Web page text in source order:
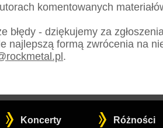
komentowanych
błędy - dziękujemy za
najlepszą formą zwrócenia na
rockmetal.pl.
Koncerty Różności